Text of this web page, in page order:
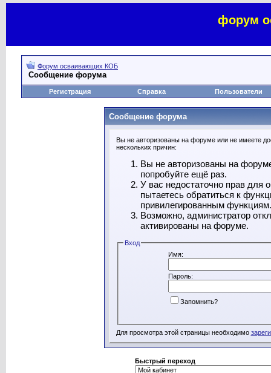
форум
Форум осваивающих КОБ
Сообщение форума
Регистрация Справка Пользователи
Сообщение форума
Вы не авторизованы на форуме или не имеете
нескольких причин:
Вы не авторизованы на
попробуйте ещё раз.
У вас недостаточно прав для
пытаетесь обратиться к
привилегированным функциям.
Возможно, администратор
активированы на форуме.
Вход
Имя:
Пароль:
Запомнить?
Для просмотра этой страницы необходимо
Быстрый переход